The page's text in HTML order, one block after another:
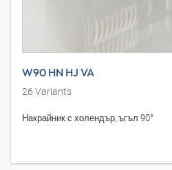
W90 HN HJ VA
26 Variants
Накрайник с холендър, ъгъл 90°